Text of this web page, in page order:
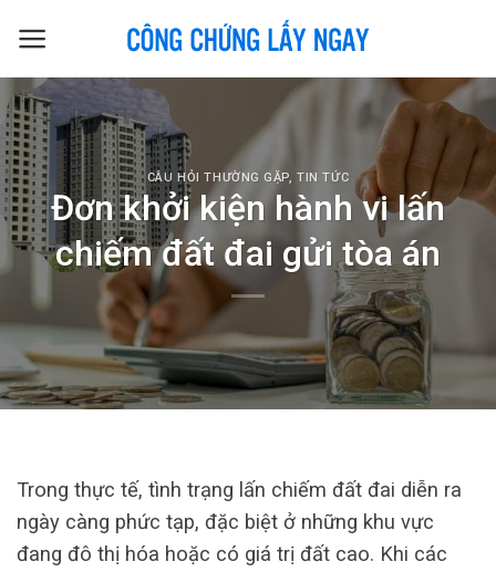
CÂU HỎI THƯỜNG GẶP,TIN TỨC
Đơn khởi kiện hành vi lấn
chiếm đất đai gửi tòa án
Trong thực tế, tình trạng lấn chiếm đất đai diễn ra
ngày càng phức tạp, đặc biệt ở những khu vực
đang đô thị hóa hoặc có giá trị đất cao. Khi các